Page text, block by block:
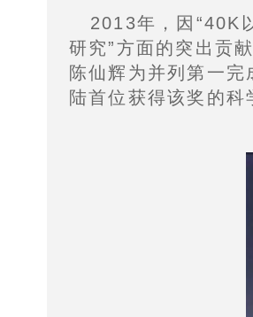
2013年，因“40K
研究”方面的突出贡
陈仙辉为并列第一
陆首位获得该奖的科